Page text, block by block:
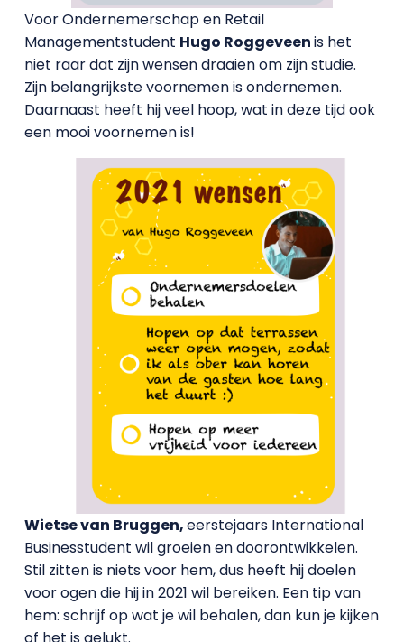
Voor Ondernemerschap en Retail
Managementstudent Hugo Roggeveenis het
niet raar dat zijn wensen draaien om zijn studie.
Zijn belangrijkste voornemen is ondernemen.
Daarnaast heeft hij veel hoop, wat in deze tijd ook
een mooi voornemen is!
Wietse van Bruggen,eerstejaars International
Businesstudent wil groeien en doorontwikkelen.
Stil zitten is niets voor hem, dus heeft hij doelen
voor ogen die hij in 2021 wil bereiken. Een tip van
hem: schrijf op wat je wil behalen, dan kun je kijken
of het is gelukt.